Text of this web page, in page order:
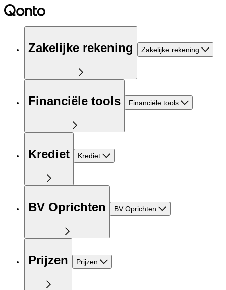
Zakelijke rekening Zakelijke rekening
Financiële tools Financiële tools
Krediet Krediet
BV Oprichten BV Oprichten
Prijzen Prijzen